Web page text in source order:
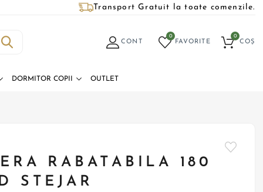
Transport Gratuit la toate comenzile.
CONT FAVORITE
0
COȘ
0
DORMITOR COPII OUTLET
RABATABILA 180
STEJAR